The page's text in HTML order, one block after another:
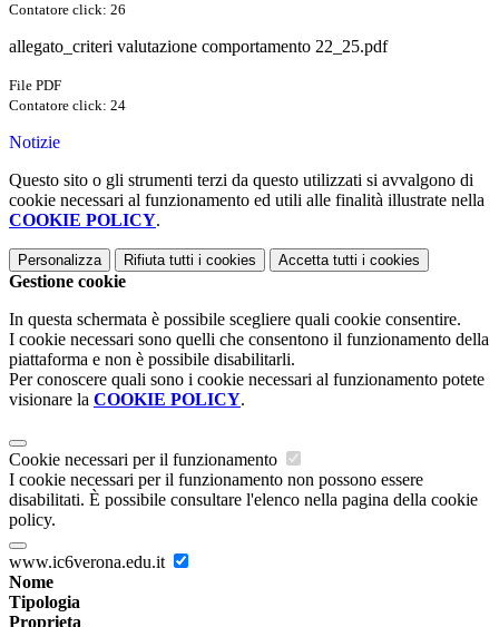
Contatore click: 26
allegato_criteri valutazione comportamento 22_25.pdf
File PDF
Contatore click: 24
Notizie
Questo sito o gli strumenti terzi da questo utilizzati si avvalgono di
cookie necessari al funzionamento ed utili alle finalità illustrate nella
COOKIE POLICY.
Personalizza Rifiuta tutti i cookies Accetta tutti i cookies
Gestione cookie
In questa schermata è possibile scegliere quali cookie consentire.
I cookie necessari sono quelli che consentono il funzionamento della
piattaforma e non è possibile disabilitarli.
Per conoscere quali sono i cookie necessari al funzionamento potete
visionare la COOKIE POLICY.
Cookie necessari per il funzionamento
I cookie necessari per il funzionamento non possono essere
disabilitati. È possibile consultare l'elenco nella pagina della cookie
policy.
www.ic6verona.edu.it
Nome
Tipologia
Proprieta